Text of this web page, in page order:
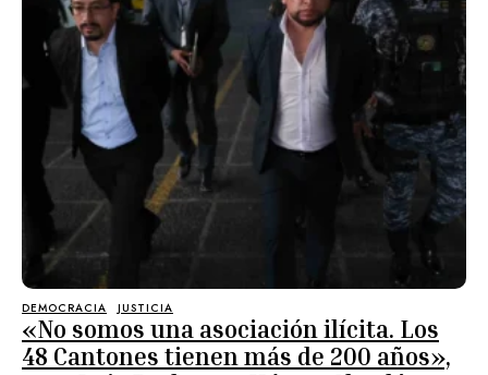
DEMOCRACIA JUSTICIA
«No somos una asociación ilícita. Los
48 Cantones tienen más de 200 años»,